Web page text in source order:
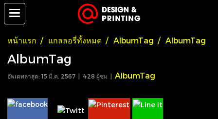
หน้าแรก แกลลอรี่ทั้งหมด AlbumTag AlbumTag
AlbumTag
อัพเดทล่าสุด: 15 มี.ค. 2567 428 ผู้ชม AlbumTag